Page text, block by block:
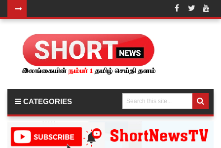
னியில்
வெளியா
மைப்புத்
திருத்தச்
CATEGORIES